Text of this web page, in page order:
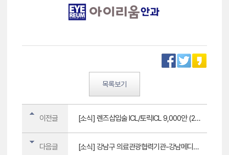
목록보기
이전글 [소식] 렌즈삽입술 ICL/토릭ICL 9,000안 (2023.7.월 국내처방건수 기준)
다음글 [소식] 강남구 의료관광협력기관-강남메디컬투어센터 개관식